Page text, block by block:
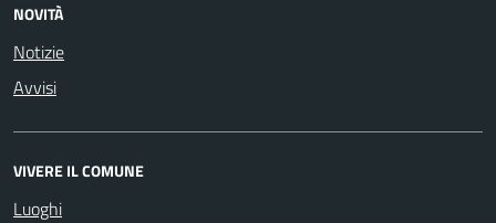
NOVITÀ
Notizie
Avvisi
VIVERE IL COMUNE
Luoghi